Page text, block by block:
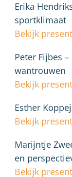
Erika
sportklimaat
Bekijk
Peter Fijbes
wantrouwen
Bekijk
Esther
Bekijk
Marijntje
en
Bekijk